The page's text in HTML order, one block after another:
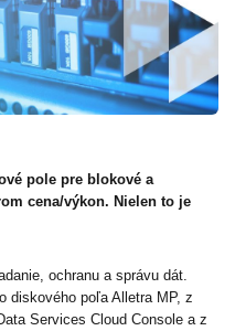
pole pre blokové a
cena/výkon. Nielen to je
ochranu a správu dát.
diskového poľa Alletra MP, z
Services Cloud Console a z